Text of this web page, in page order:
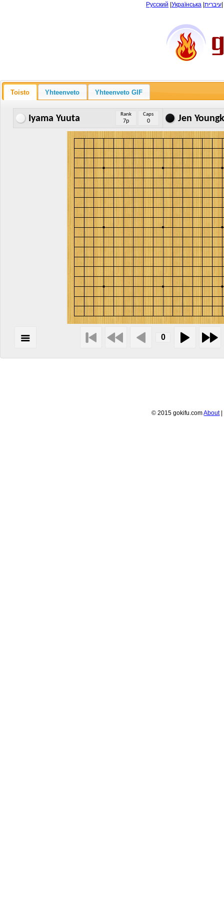
Русский Українська עיברית
Toisto Yhteenveto Yhteenveto GIF
Iyama Yuuta Rank
7p
Caps
0 Jen
© 2015 gokifu.comAbout|